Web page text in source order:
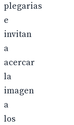
plegarias
e
invitan
a
acercar
la
imagen
a
los